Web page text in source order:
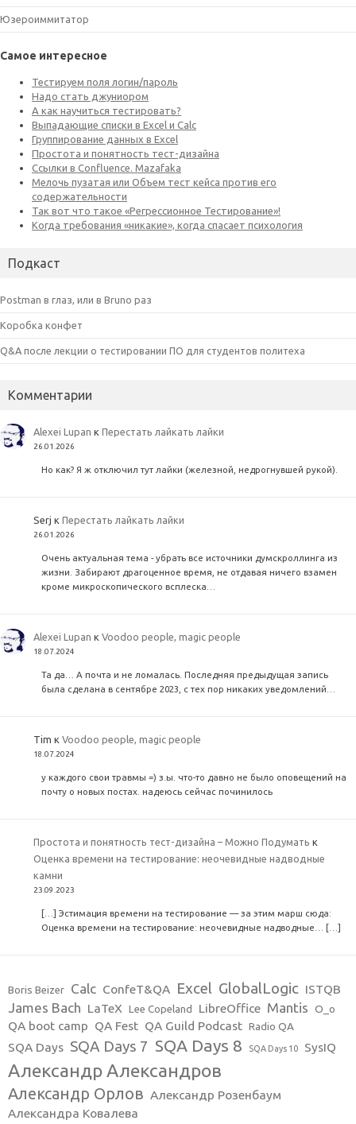
Юзероиммитатор
Самое интересное
Подкаст
Postman в глаз, или в Bruno раз
Коробка конфет
Q&A после лекции о тестировании ПО для студентов политеха
Комментарии
Alexei Lupan кПерестать лайкать лайки
26.01.2026
Но как? Я ж отключил тут лайки (железной, недрогнувшей рукой).
Serj кПерестать лайкать лайки
26.01.2026
Очень актуальная тема - убрать все источники думскроллинга из
жизни. Забирают драгоценное время, не отдавая ничего взамен
кроме микроскопического всплеска…
Alexei Lupan кVoodoo people, magic people
18.07.2024
Та да… А почта и не ломалась. Последняя предыдущая запись
была сделана в сентябре 2023, с тех пор никаких уведомлений…
Tim кVoodoo people, magic people
18.07.2024
у каждого свои травмы =) з.ы. что-то давно не было оповещений на
почту о новых постах. надеюсь сейчас починилось
Простота и понятность тест-дизайна – Можно Подумать к
Оценка времени на тестирование: неочевидные надводные
камни
23.09.2023
[…] Эстимация времени на тестирование — за этим марш сюда:
Оценка времени на тестирование: неочевидные надводные… […]
Boris Beizer Calc ConfeT&QA Excel GlobalLogic ISTQB
James Bach LaTeX Lee Copeland LibreOffice Mantis O_o
QA boot camp QA Fest QA Guild Podcast Radio QA
SQA Days SQA Days 7 SQA Days 8 SQA Days 10 SysIQ
Александр Александров
Александр Орлов Александр Розенбаум
Александра Ковалева